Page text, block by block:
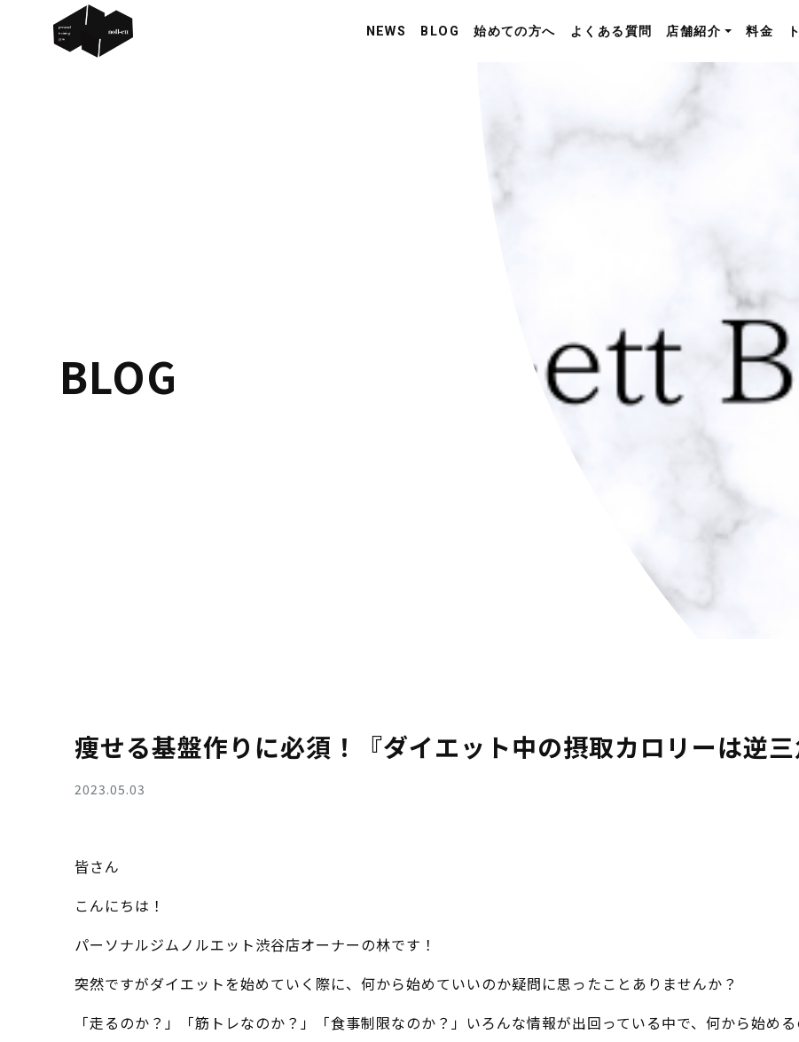
NEWS BLOG 始めての方へ よくある質問 店舗紹介 料金
BLOG
痩せる基盤作りに必須！『ダイエット中の摂取カロリーは逆三
2023.05.03
皆さん
こんにちは！
パーソナルジムノルエット渋谷店オーナーの林です！
突然ですがダイエットを始めていく際に、何から始めていいのか疑問に思ったことありませんか？
「走るのか？」「筋トレなのか？」「食事制限なのか？」いろんな情報が出回っている中で、何から始め